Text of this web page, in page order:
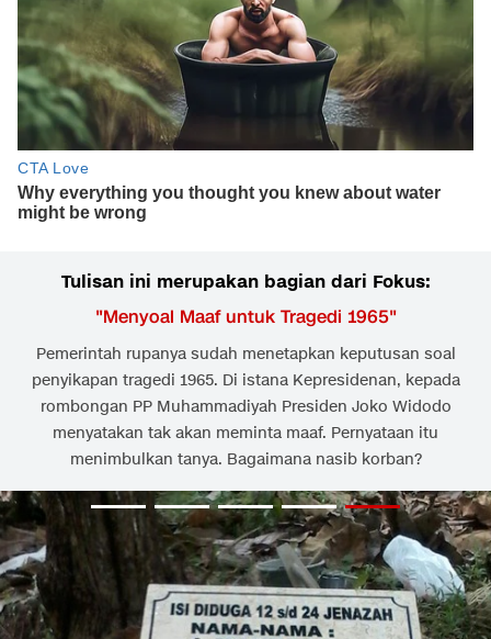
Tulisan ini merupakan bagian dari Fokus:
"Menyoal Maaf untuk Tragedi 1965"
Pemerintah rupanya sudah menetapkan keputusan soal
penyikapan tragedi 1965. Di istana Kepresidenan, kepada
rombongan PP Muhammadiyah Presiden Joko Widodo
menyatakan tak akan meminta maaf. Pernyataan itu
menimbulkan tanya. Bagaimana nasib korban?